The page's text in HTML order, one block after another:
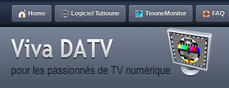
Home Logiciel Tutioune TiouneMonitor FAQ